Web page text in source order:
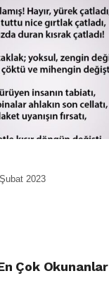
2023
Çok Okunanlar